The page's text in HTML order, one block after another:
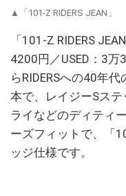
▲「101-Z RIDERS JEAN」
「101-Z RIDERS
4200円／USED：3万
らRIDERSへの40年
本で、レイジーSス
ライなどのディティ
ーズフィットで、「
ッジ仕様です。